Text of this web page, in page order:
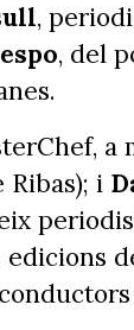
,
, del
a
Ribas); i
edicions